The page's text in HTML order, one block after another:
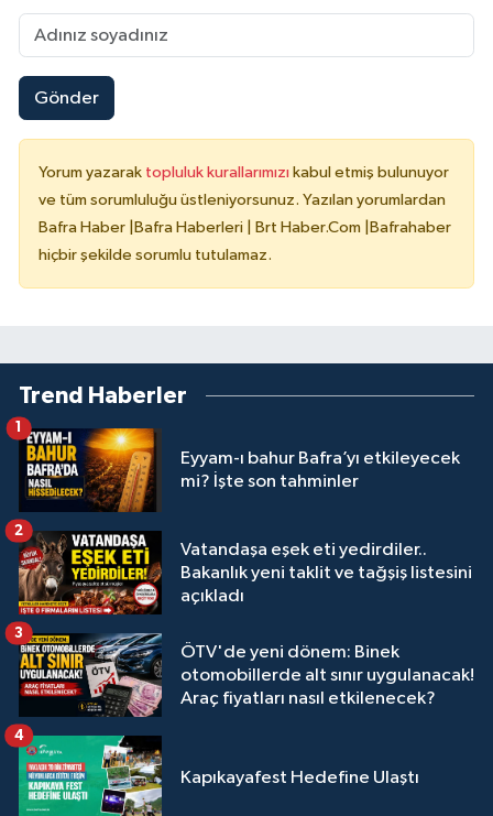
Gönder
Yorum yazarak topluluk kurallarımızı kabul etmiş bulunuyor
ve tüm sorumluluğu üstleniyorsunuz. Yazılan yorumlardan
Bafra Haber |Bafra Haberleri | Brt Haber.Com |Bafrahaber
hiçbir şekilde sorumlu tutulamaz.
Trend Haberler
Eyyam-ı bahur Bafra’yı etkileyecek
mi? İşte son tahminler
1
Vatandaşa eşek eti yedirdiler..
Bakanlık yeni taklit ve tağşiş listesini
açıkladı
2
ÖTV'de yeni dönem: Binek
otomobillerde alt sınır uygulanacak!
Araç fiyatları nasıl etkilenecek?
3
Kapıkayafest Hedefine Ulaştı
4